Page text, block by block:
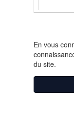
En vous
du site.